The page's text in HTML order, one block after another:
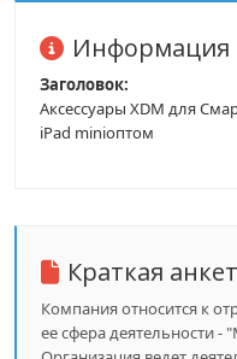
Информация
Заголовок:
Аксессуары XDM для
iPad miniоптом
Краткая
Компания относится к
ее сфера деятельности -